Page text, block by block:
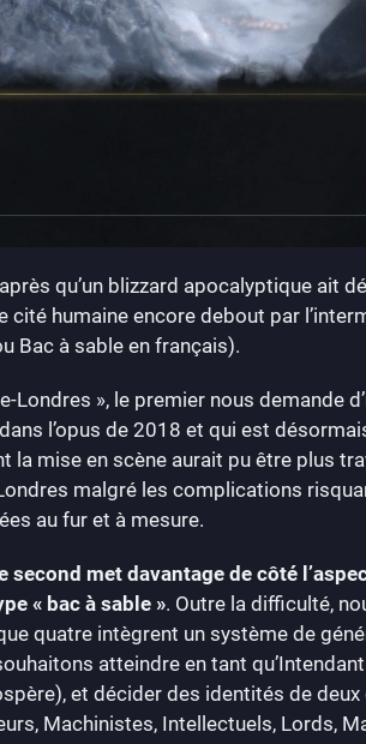
qu’un blizzard apocalyptique ait
cité humaine encore debout par
Bac à sable en français).
Londres », le premier nous demande
l’opus de 2018 et qui est
la mise en scène aurait pu être plus
malgré les complications
au fur et à mesure.
second met davantage de côté
« bac à sable ». Outre la difficulté,
quatre intègrent un système de
atteindre en tant
et décider des identités de
Machinistes, Intellectuels, Lords,